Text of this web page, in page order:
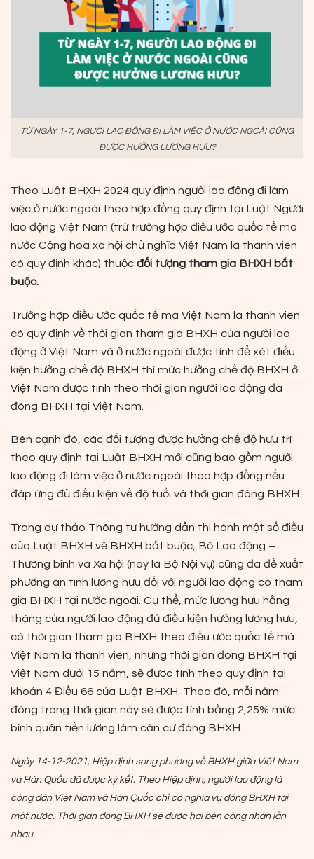
TỪ NGÀY 1-7, NGƯỜI LAO ĐỘNG ĐI LÀM VIỆC Ở NƯỚC NGOÀI CŨNG
ĐƯỢC HƯỞNG LƯƠNG HƯU?
Theo Luật BHXH 2024 quy định người lao động đi làm
việc ở nước ngoài theo hợp đồng quy định tại Luật Người
lao động Việt Nam (trừ trường hợp điều ước quốc tế mà
nước Cộng hòa xã hội chủ nghĩa Việt Nam là thành viên
có quy định khác) thuộc đối tượng tham gia BHXH bắt
buộc.
Trường hợp điều ước quốc tế mà Việt Nam là thành viên
có quy định về thời gian tham gia BHXH của người lao
động ở Việt Nam và ở nước ngoài được tính để xét điều
kiện hưởng chế độ BHXH thì mức hưởng chế độ BHXH ở
Việt Nam được tính theo thời gian người lao động đã
đóng BHXH tại Việt Nam.
Bên cạnh đó, các đối tượng được hưởng chế độ hưu trí
theo quy định tại Luật BHXH mới cũng bao gồm người
lao động đi làm việc ở nước ngoài theo hợp đồng nếu
đáp ứng đủ điều kiện về độ tuổi và thời gian đóng BHXH.
Trong dự thảo Thông tư hướng dẫn thi hành một số điều
của Luật BHXH về BHXH bắt buộc, Bộ Lao động –
Thương binh và Xã hội (nay là Bộ Nội vụ) cũng đã đề xuất
phương án tính lương hưu đối với người lao động có tham
gia BHXH tại nước ngoài. Cụ thể, mức lương hưu hằng
tháng của người lao động đủ điều kiện hưởng lương hưu,
có thời gian tham gia BHXH theo điều ước quốc tế mà
Việt Nam là thành viên, nhưng thời gian đóng BHXH tại
Việt Nam dưới 15 năm, sẽ được tính theo quy định tại
khoản 4 Điều 66 của Luật BHXH. Theo đó, mỗi năm
đóng trong thời gian này sẽ được tính bằng 2,25% mức
bình quân tiền lương làm căn cứ đóng BHXH.
Ngày 14-12-2021, Hiệp định song phương về BHXH giữa Việt Nam
và Hàn Quốc đã được ký kết. Theo Hiệp định, người lao động là
công dân Việt Nam và Hàn Quốc chỉ có nghĩa vụ đóng BHXH tại
một nước. Thời gian đóng BHXH sẽ được hai bên công nhận lẫn
nhau.